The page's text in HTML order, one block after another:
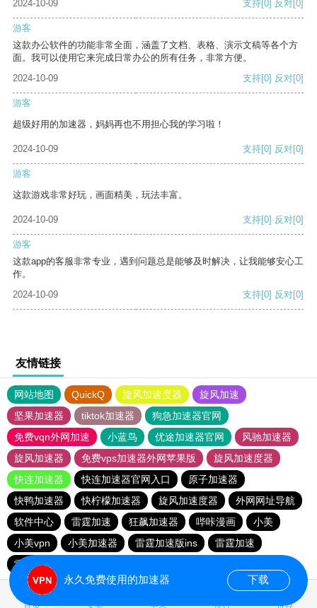
2024-10-09
支持[0] 反对[0]
游客
这款办公软件的功能非常全面，涵盖了文档、表格、演示文稿等各个方
面。我可以使用它来完成日常办公的所有任务，非常方便。
2024-10-09
支持[0] 反对[0]
游客
超级好用的加速器，妈妈再也不用担心我的学习啦！
2024-10-09 支持[0] 反对[0]
游客
这款游戏非常好玩，画面精美，玩法丰富。
2024-10-09 支持[0] 反对[0]
游客
这款app的客服非常专业，遇到问题总是能够及时解决，让我能够安心工
作。
2024-10-09
支持[0] 反对[0]
友情链接
网站地图 QuickQ 旋风加速度器
旋风加速
坚果加速器
tiktok加速器
狗急加速器官网
免费vqn外网加速
小蓝鸟 优途加速器官网
风驰加速器
旋风加速器
免费vps加速器外网苹果版
旋风加速度器
快连加速器
快连加速器官网入口
原子加速器
快鸭加速器
快柠檬加速器 旋风加速度器
外网网址导航
软件中心
雷霆加速 狂飙加速器 哔咔漫画
小美
小美vpn
小美加速器 雷霆加速版ins
雷霆加速
雷霆加速下载
首页 安卓 苹果 排行 推荐
永久免费使用的加速器 下载
0.049271s